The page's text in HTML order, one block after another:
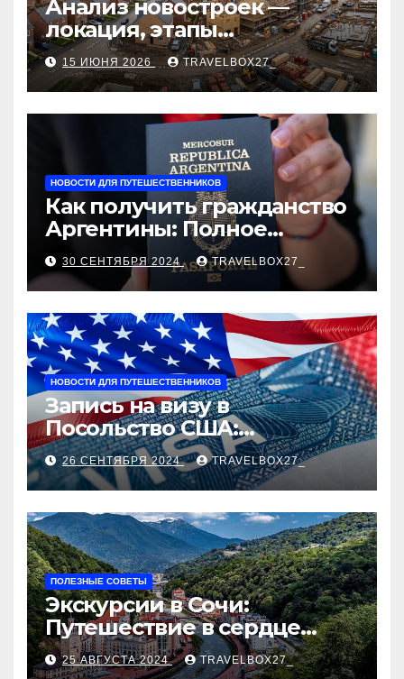
Анализ новостроек —
локация, этапы
строительства, проверка
застройщика, сценарии
оформления сделки и
рыночные ориентиры
15 ИЮНЯ 2026 TRAVELBOX27_
НОВОСТИ ДЛЯ ПУТЕШЕСТВЕННИКОВ
Как получить гражданство
Аргентины: Полное
руководство
30 СЕНТЯБРЯ 2024 TRAVELBOX27_
НОВОСТИ ДЛЯ ПУТЕШЕСТВЕННИКОВ
Запись на визу в
Посольство США:
Пошаговое руководство
26 СЕНТЯБРЯ 2024 TRAVELBOX27_
ПОЛЕЗНЫЕ СОВЕТЫ
Экскурсии в Сочи:
Путешествие в сердце
Черноморского курорта
25 АВГУСТА 2024 TRAVELBOX27_